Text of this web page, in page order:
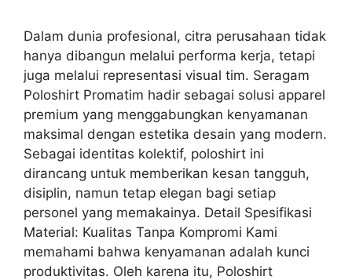
Dalam dunia profesional, citra perusahaan tidak
hanya dibangun melalui performa kerja, tetapi
juga melalui representasi visual tim. Seragam
Poloshirt Promatim hadir sebagai solusi apparel
premium yang menggabungkan kenyamanan
maksimal dengan estetika desain yang modern.
Sebagai identitas kolektif, poloshirt ini
dirancang untuk memberikan kesan tangguh,
disiplin, namun tetap elegan bagi setiap
personel yang memakainya. Detail Spesifikasi
Material: Kualitas Tanpa Kompromi Kami
memahami bahwa kenyamanan adalah kunci
produktivitas. Oleh karena itu, Poloshirt